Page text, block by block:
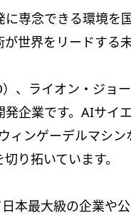
専念できる環境を
世界をリードする
、ライオン・ジョ
発企業です。AIサイ
ンゲーデルマシン
り拓いています。
本最大級の企業や